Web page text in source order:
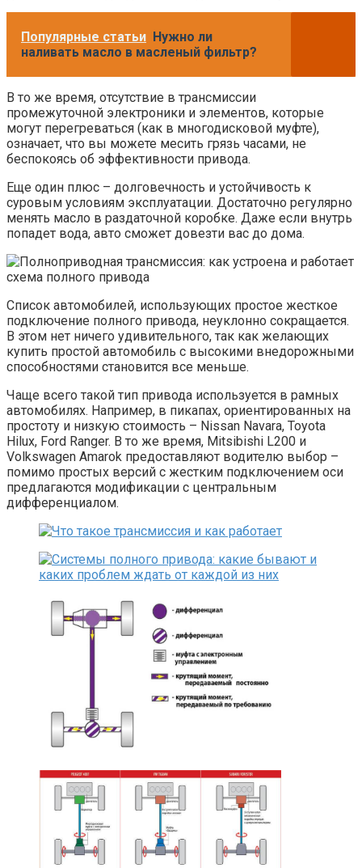
Популярные статьи Нужно ли
наливать масло в масленый фильтр?
В то же время, отсутствие в трансмиссии
промежуточной электроники и элементов, которые
могут перегреваться (как в многодисковой муфте),
означает, что вы можете месить грязь часами, не
беспокоясь об эффективности привода.
Еще один плюс – долговечность и устойчивость к
суровым условиям эксплуатации. Достаточно регулярно
менять масло в раздаточной коробке. Даже если внутрь
попадет вода, авто сможет довезти вас до дома.
Список автомобилей, использующих простое жесткое
подключение полного привода, неуклонно сокращается.
В этом нет ничего удивительного, так как желающих
купить простой автомобиль с высокими внедорожными
способностями становится все меньше.
Чаще всего такой тип привода используется в рамных
автомобилях. Например, в пикапах, ориентированных на
простоту и низкую стоимость – Nissan Navara, Toyota
Hilux, Ford Ranger. В то же время, Mitsibishi L200 и
Volkswagen Amarok предоставляют водителю выбор –
помимо простых версий с жестким подключением оси
предлагаются модификации с центральным
дифференциалом.